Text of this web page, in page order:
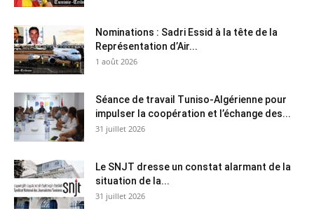
Nominations : Sadri Essid à la tête de la
Représentation d’Air...
1 août 2026
Séance de travail Tuniso-Algérienne pour
impulser la coopération et l’échange des...
31 juillet 2026
Le SNJT dresse un constat alarmant de la
situation de la...
31 juillet 2026